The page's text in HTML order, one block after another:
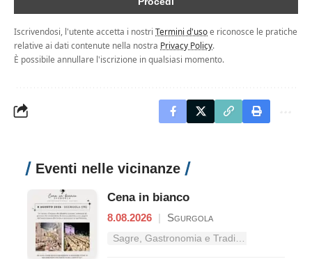
Iscrivendosi, l'utente accetta i nostri Termini d'usoe riconosce le pratiche
relative ai dati contenute nella nostra Privacy Policy.
È possibile annullare l'iscrizione in qualsiasi momento.
Eventi nelle vicinanze
Cena in bianco
8.08.2026 | Sgurgola